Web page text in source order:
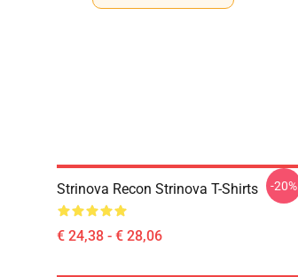
Strinova Recon Strinova T-Shirts
€ 24,38 - € 28,06
-20%